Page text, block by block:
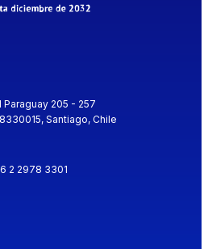
Paraguay 205 - 257
Santiago, Chile
2 2978 3301